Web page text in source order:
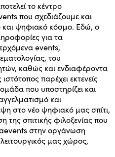
το κέντρο
που σχεδιάζουμε και
ψηφιακό κόσμο. Εδώ, ο
για τα
events,
του
καθώς και ενδιαφέροντα
παρέχει εκτενείς
που υποστηρίζει και
και
στο νέο ψηφιακό μας σπίτι,
της σπιτικής φιλοξενίας που
στην οργάνωση
μας χώρος,